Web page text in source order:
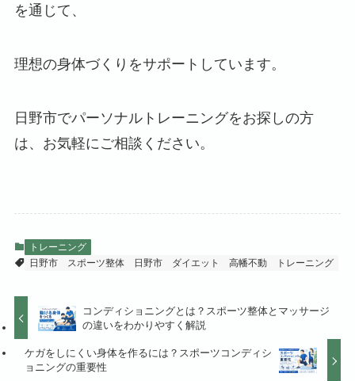
を通じて、
理想の身体づくりをサポートしています。
日野市でパーソナルトレーニングをお探しの方
は、お気軽にご相談ください。
トレーニング
日野市 スポーツ整体
日野市 ダイエット 高幡不動 トレーニング
コンディショニングとは？スポーツ整体とマッサージ
の違いをわかりやすく解説
ケガをしにくい身体を作るには？スポーツコンディシ
ョニングの重要性